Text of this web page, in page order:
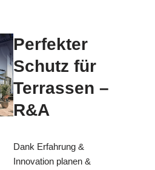
Perfekter
Schutz für
Terrassen –
R&A
Dank Erfahrung &
Innovation planen &